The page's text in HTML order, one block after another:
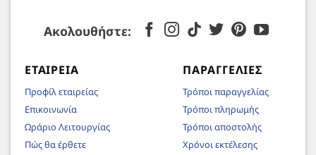
Ακολουθήστε:
ΕΤΑΙΡΕΊΑ
Προφίλ εταιρείας
Επικοινωνία
Ωράριο Λειτουργίας
Πώς θα έρθετε
ΠΑΡΑΓΓΕΛΊΕΣ
Τρόποι παραγγελίας
Τρόποι πληρωμής
Τρόποι αποστολής
Χρόνοι εκτέλεσης